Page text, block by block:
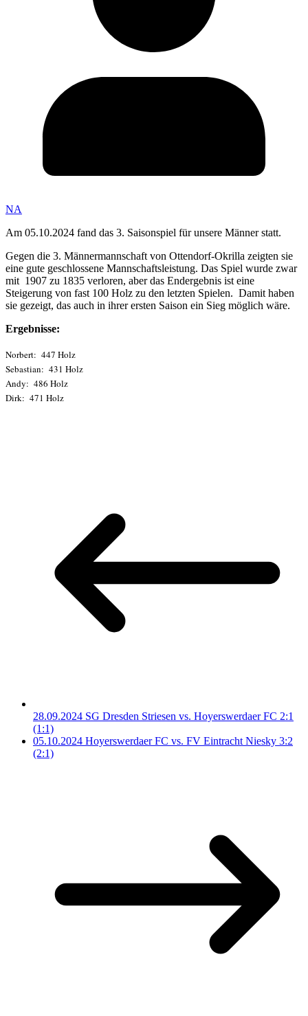
NA
Am 05.10.2024 fand das 3. Saisonspiel für unsere Männer statt.
Gegen die 3. Männermannschaft von Ottendorf-Okrilla zeigten sie
eine gute geschlossene Mannschaftsleistung. Das Spiel wurde zwar
mit 1907 zu 1835 verloren, aber das Endergebnis ist eine
Steigerung von fast 100 Holz zu den letzten Spielen. Damit haben
sie gezeigt, das auch in ihrer ersten Saison ein Sieg möglich wäre.
Ergebnisse:
Norbert: 447 Holz
Sebastian: 431 Holz
Andy: 486 Holz
Dirk: 471 Holz
28.09.2024 SG Dresden Striesen vs. Hoyerswerdaer FC 2:1
(1:1)
05.10.2024 Hoyerswerdaer FC vs. FV Eintracht Niesky 3:2
(2:1)